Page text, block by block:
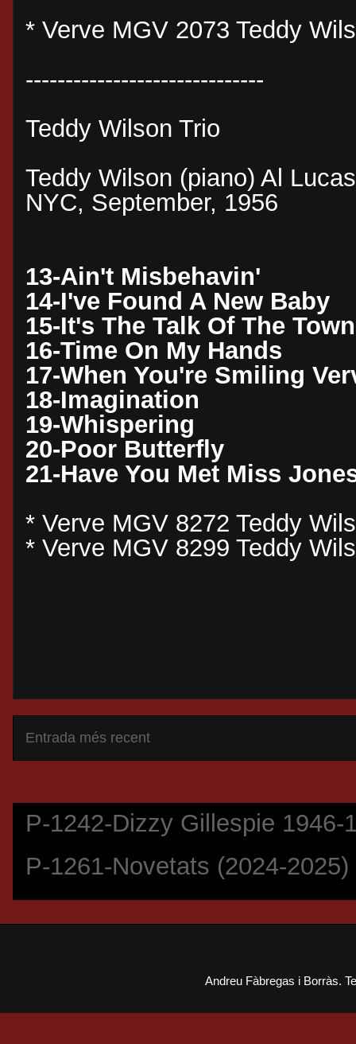
* Verve MGV 2073 Teddy
------------------------------
Teddy Wilson Trio
Teddy Wilson (piano) Al
NYC, September, 1956
13-Ain't Misbehavin'
14-I've Found A New Baby
15-It's The Talk Of The Town
16-Time On My Hands
17-When You're Smiling
18-Imagination
19-Whispering
20-Poor Butterfly
21-Have You Met Miss
* Verve MGV 8272 Teddy
* Verve MGV 8299 Teddy
Entrada més recent
P-1242-Dizzy Gillespie 1946-
P-1261-Novetats (2024-2025)
Andreu Fàbregas i Borràs.